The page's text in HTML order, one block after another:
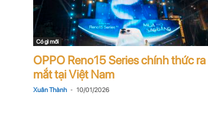
Có gì mới
OPPO Reno15 Series chính thức ra
mắt tại Việt Nam
Xuân Thành - 10/01/2026